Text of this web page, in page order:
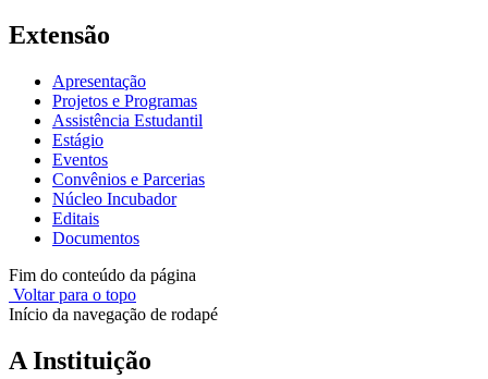
Extensão
Apresentação
Projetos e Programas
Assistência Estudantil
Estágio
Eventos
Convênios e Parcerias
Núcleo Incubador
Editais
Documentos
Fim do conteúdo da página
Voltar para o topo
Início da navegação de rodapé
A Instituição